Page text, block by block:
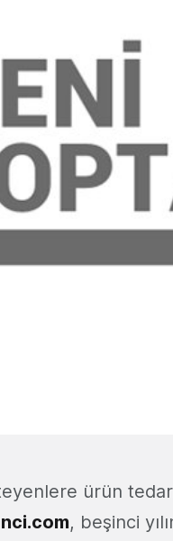
ürün
, beşinci